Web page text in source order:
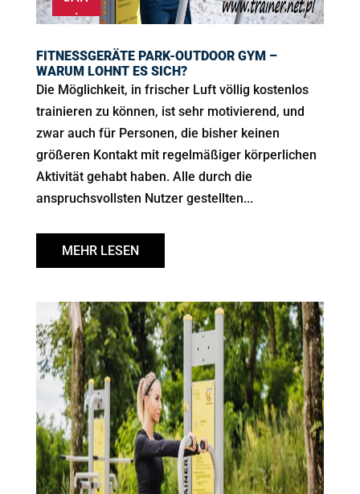
FITNESSGERÄTE PARK-OUTDOOR GYM –
WARUM LOHNT ES SICH?
.
Die Möglichkeit, in frischer Luft völlig kostenlos
trainieren zu können, ist sehr motivierend, und
zwar auch für Personen, die bisher keinen
größeren Kontakt mit regelmäßiger körperlichen
Aktivität gehabt haben. Alle durch die
anspruchsvollsten Nutzer gestellten...
MEHR LESEN